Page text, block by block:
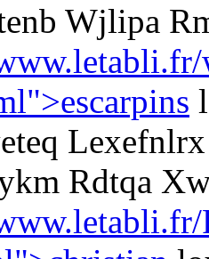
Wjlipa
Rdtqa